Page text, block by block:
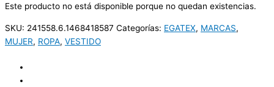
Este producto no está disponible porque no quedan existencias.
SKU: 241558.6.1468418587 Categorías: EGATEX, MARCAS,
MUJER, ROPA, VESTIDO